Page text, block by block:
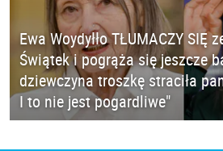
Ewa Woydyłło TŁUMACZY SIĘ
Świątek i pogrąża się jeszcze
dziewczyna troszkę straciła
I to nie jest pogardliwe"